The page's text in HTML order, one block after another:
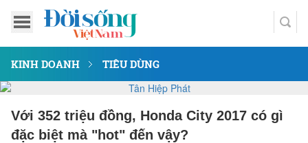
KINH DOANH TIÊU DÙNG
Với 352 triệu đồng, Honda City 2017 có gì
đặc biệt mà "hot" đến vậy?